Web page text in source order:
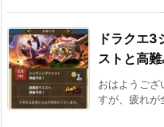
ドラクエ3
ストと高
おはようござ
すが、疲れが